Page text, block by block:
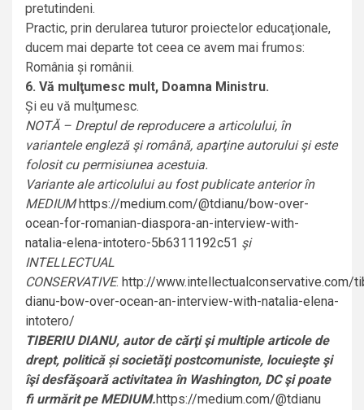
pretutindeni.
Practic, prin derularea tuturor proiectelor educaţionale,
ducem mai departe tot ceea ce avem mai frumos:
România şi românii.
6. Vă mulţumesc mult, Doamna Ministru.
Şi eu vă mulţumesc.
NOTĂ – Dreptul de reproducere a articolului, în
variantele engleză şi română, aparţine autorului şi este
folosit cu permisiunea acestuia.
Variante ale articolului au fost publicate anterior în
MEDIUM https://medium.com/@tdianu/bow-over-
ocean-for-romanian-diaspora-an-interview-with-
natalia-elena-intotero-5b6311192c51 şi
INTELLECTUAL
CONSERVATIVE. http://www.intellectualconservative.com/
dianu-bow-over-ocean-an-interview-with-natalia-elena-
intotero/
TIBERIU DIANU, autor de cărţi şi multiple articole de
drept, politică și societăţi postcomuniste, locuieşte şi
îşi desfăşoară activitatea în Washington, DC şi poate
fi urmărit pe MEDIUM.https://medium.com/@tdianu